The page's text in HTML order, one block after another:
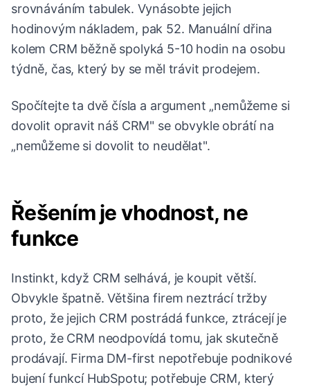
srovnáváním tabulek. Vynásobte jejich
hodinovým nákladem, pak 52. Manuální dřina
kolem CRM běžně spolyká 5-10 hodin na osobu
týdně, čas, který by se měl trávit prodejem.
Spočítejte ta dvě čísla a argument „nemůžeme si
dovolit opravit náš CRM" se obvykle obrátí na
„nemůžeme si dovolit to neudělat".
Řešením je vhodnost, ne
funkce
Instinkt, když CRM selhává, je koupit větší.
Obvykle špatně. Většina firem neztrácí tržby
proto, že jejich CRM postrádá funkce, ztrácejí je
proto, že CRM neodpovídá tomu, jak skutečně
prodávají. Firma DM-first nepotřebuje podnikové
bujení funkcí HubSpotu; potřebuje CRM, který